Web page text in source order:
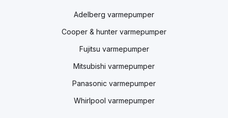
Adelberg varmepumper
Cooper & hunter varmepumper
Fujitsu varmepumper
Mitsubishi varmepumper
Panasonic varmepumper
Whirlpool varmepumper